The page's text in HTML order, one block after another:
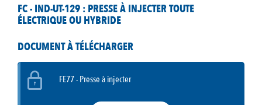
FC - IND-UT-129 : PRESSE À INJECTER TOUTE
ÉLECTRIQUE OU HYBRIDE
DOCUMENT À TÉLÉCHARGER
FE77 - Presse à injecter